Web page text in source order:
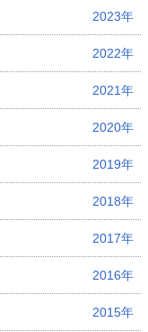
2023年
2022年
2021年
2020年
2019年
2018年
2017年
2016年
2015年